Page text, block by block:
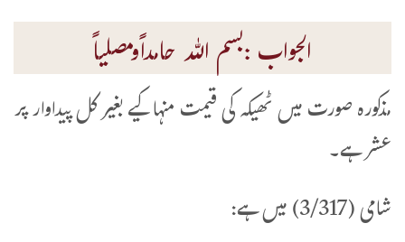
الجواب :بسم اللہ حامداًومصلیاً
مذکورہ صورت میں ٹھیکہ کی قیمت منہا کیے بغیر کل پیداوار پر
عشر ہے۔
شامی (3/317) میں ہے: